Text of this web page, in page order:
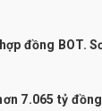
đồng BOT.
7.065 tỷ